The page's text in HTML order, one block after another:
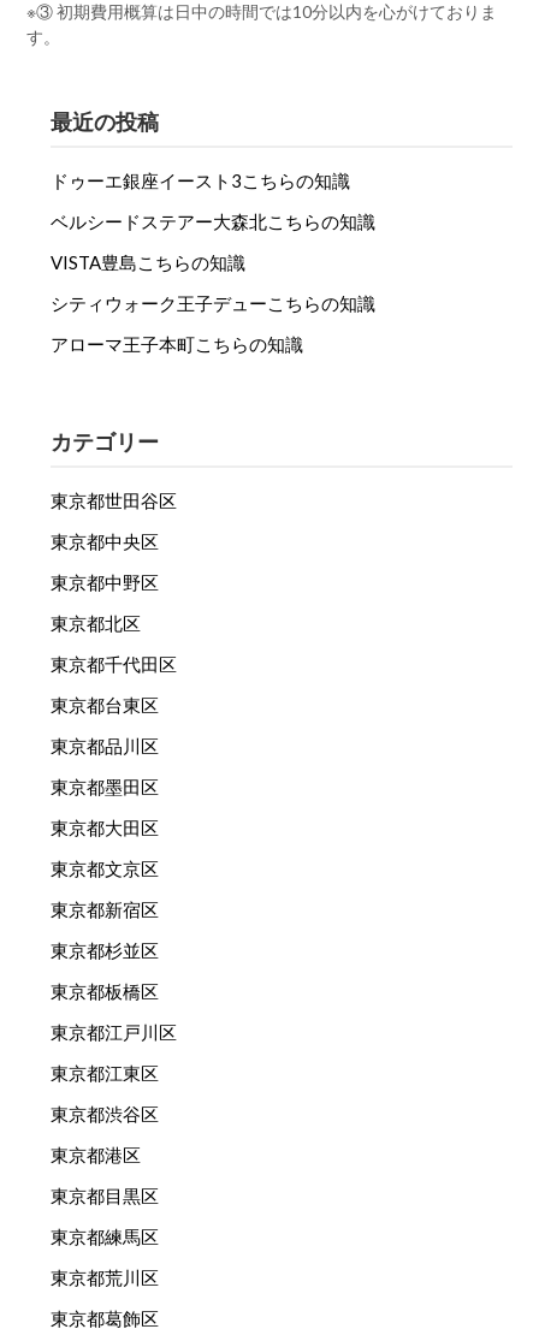
※③ 初期費用概算は日中の時間では10分以内を心がけておりま
す。
最近の投稿
ドゥーエ銀座イースト3こちらの知識
ベルシードステアー大森北こちらの知識
VISTA豊島こちらの知識
シティウォーク王子デューこちらの知識
アローマ王子本町こちらの知識
カテゴリー
東京都世田谷区
東京都中央区
東京都中野区
東京都北区
東京都千代田区
東京都台東区
東京都品川区
東京都墨田区
東京都大田区
東京都文京区
東京都新宿区
東京都杉並区
東京都板橋区
東京都江戸川区
東京都江東区
東京都渋谷区
東京都港区
東京都目黒区
東京都練馬区
東京都荒川区
東京都葛飾区